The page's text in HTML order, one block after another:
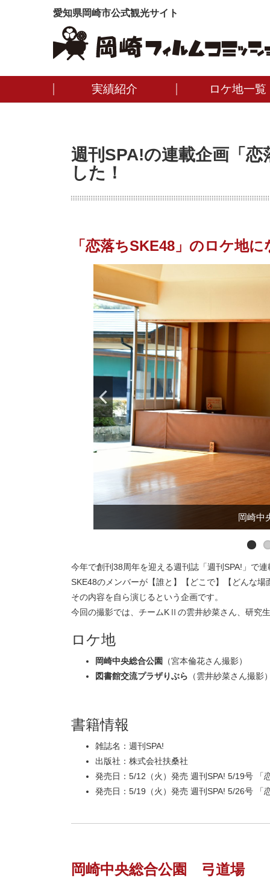
愛知県岡崎市公式観光サイト
実績紹介 ロケ地一覧
週刊SPA!の連載企画「
した！
「恋落ちSKE48」のロケ地
岡崎中
岡崎中
岡崎中
図書
図書
図書
今年で創刊38周年を迎える週刊誌「週刊SPA!」で
SKE48のメンバーが【誰と】【どこで】【どんな
その内容を自ら演じるという企画です。
今回の撮影では、チームKⅡの雲井紗菜さん、研究
ロケ地
岡崎中央総合公園
（宮本倫花さん撮影）
図書館交流プラザりぶら （雲井紗菜さん撮影
書籍情報
雑誌名：週刊SPA!
出版社：株式会社扶桑社
発売日：5/12（火）発売 週刊SPA! 5/19号 「
発売日：5/19（火）発売 週刊SPA! 5/26号 「
岡崎中央総合公園 弓道場